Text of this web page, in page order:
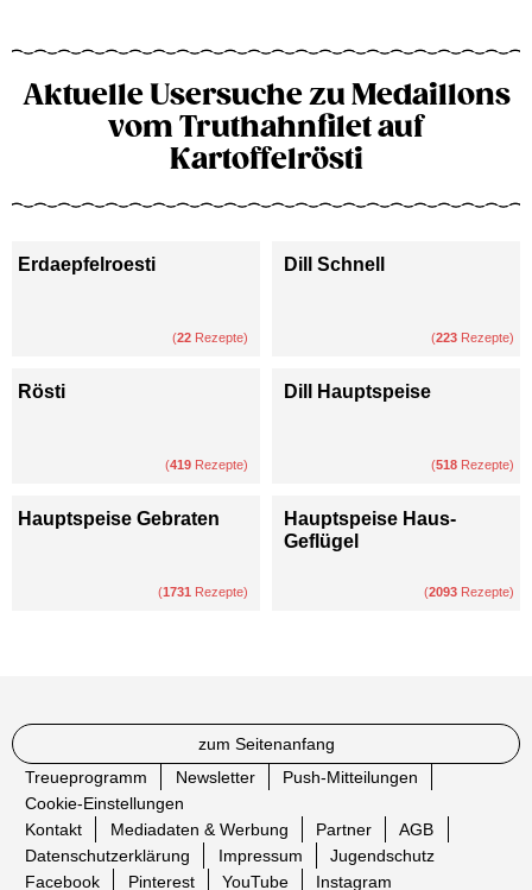
Aktuelle Usersuche zu Medaillons
vom Truthahnfilet auf
Kartoffelrösti
Erdaepfelroesti
(22 Rezepte)
Dill Schnell
(223 Rezepte)
Rösti
(419 Rezepte)
Dill Hauptspeise
(518 Rezepte)
Hauptspeise Gebraten
(1731 Rezepte)
Hauptspeise Haus-
Geflügel
(2093 Rezepte)
zum Seitenanfang
Treueprogramm
Newsletter
Push-Mitteilungen
Cookie-Einstellungen
Kontakt
Mediadaten & Werbung Partner
AGB
Datenschutzerklärung
Impressum
Jugendschutz
Facebook
Pinterest YouTube Instagram